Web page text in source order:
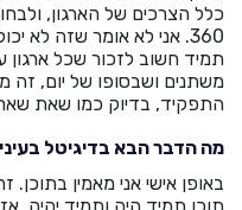
כלל הצרכים של הארגון,
360. אני לא אומר שזה לא
תמיד חשוב לזכור שכל ארגון
משתנים ושבסופו של יום,
התפקיד, בדיוק כמו שאת
מה הדבר הבא בדיגיטל
באופן אישי אני מאמין